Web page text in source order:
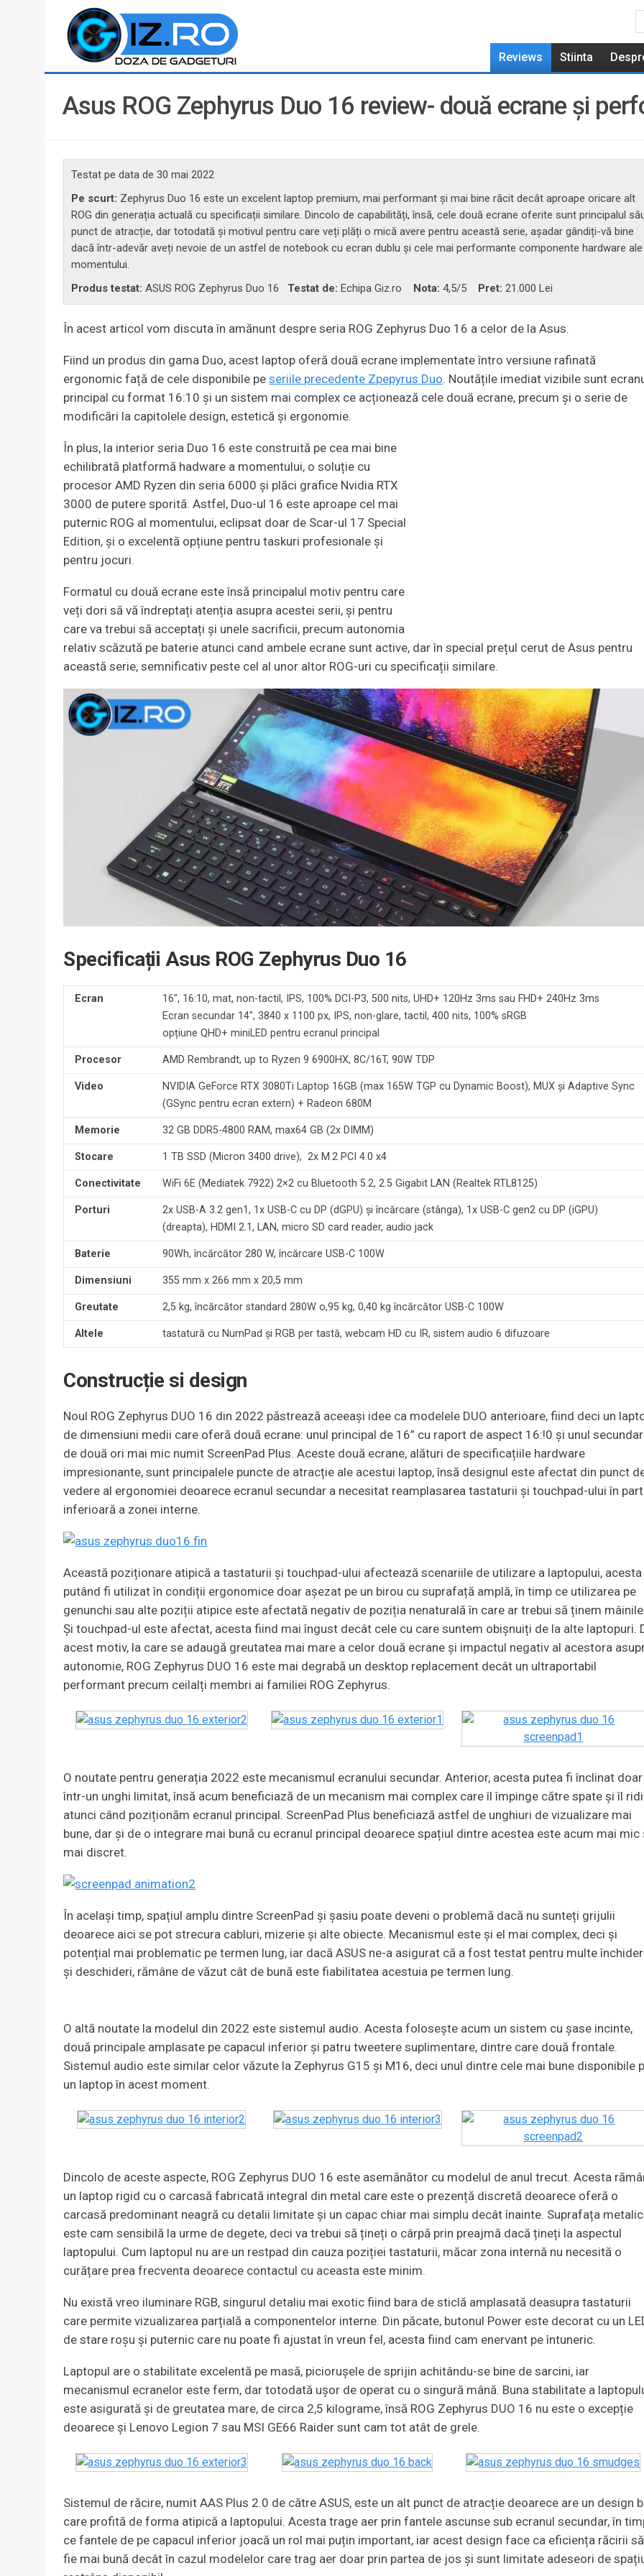
Reviews Stiinta
Asus ROG Zephyrus Duo 16 review- două ecrane și
Testat pe data de30 mai 2022
Pe scurt: Zephyrus Duo 16 este un excelent laptop premium, mai performant și mai bine răcit decât aproape oricare alt
ROG din generația actuală cu specificații similare. Dincolo de capabilități, însă, cele două ecrane oferite sunt principalul
punct de atracție, dar totodată și motivul pentru care veți plăți o mică avere pentru această serie, așadar gândiți-vă bine
dacă într-adevăr aveți nevoie de un astfel de notebook cu ecran dublu și cele mai performante componente hardware ale
momentului.
Produs testat:ASUS ROG Zephyrus Duo 16 Testat de: Echipa Giz.ro Nota: 4,5/5 Pret: 21.000 Lei
În acest articol vom discuta în amănunt despre seria ROG Zephyrus Duo 16 a celor de la Asus.
Fiind un produs din gama Duo, acest laptop oferă două ecrane implementate întro versiune rafinată
ergonomic față de cele disponibile peseriile precedente Zpepyrus Duo. Noutățile imediat vizibile sunt
principal cu format 16:10 și un sistem mai complex ce acționează cele două ecrane, precum și o serie de
modificări la capitolele design, estetică și ergonomie.
În plus, la interior seria Duo 16 este construită pe cea mai bine
echilibrată platformă hadware a momentului, o soluție cu
procesor AMD Ryzen din seria 6000 și plăci grafice Nvidia RTX
3000 de putere sporită. Astfel, Duo-ul 16 este aproape cel mai
puternic ROG al momentului, eclipsat doar de Scar-ul 17 Special
Edition, și o excelentă opțiune pentru taskuri profesionale și
pentru jocuri.
Formatul cu două ecrane este însă principalul motiv pentru care
veți dori să vă îndreptați atenția asupra acestei serii, și pentru
care va trebui să acceptați și unele sacrificii, precum autonomia
relativ scăzută pe baterie atunci cand ambele ecrane sunt active, dar în special prețul cerut de Asus pentru
această serie, semnificativ peste cel al unor altor ROG-uri cu specificații similare.
Specificații Asus ROG Zephyrus Duo 16
Ecran
16″, 16:10, mat, non-tactil, IPS, 100% DCI-P3, 500 nits, UHD+ 120Hz 3ms sau FHD+ 240Hz 3ms
Ecran secundar 14″, 3840 x 1100 px, IPS, non-glare, tactil, 400 nits, 100% sRGB
opțiune QHD+ miniLED pentru ecranul principal
Procesor AMD Rembrandt, up to Ryzen 9 6900HX, 8C/16T, 90W TDP
Video
NVIDIA GeForce RTX 3080Ti Laptop 16GB (max 165W TGP cu Dynamic Boost), MUX și Adaptive Sync
(GSync pentru ecran extern) + Radeon 680M
Memorie 32 GB DDR5-4800 RAM, max64 GB (2x DIMM)
Stocare 1 TB SSD (Micron 3400 drive), 2x M.2 PCI 4.0 x4
Conectivitate WiFi 6E (Mediatek 7922) 2×2 cu Bluetooth 5.2, 2.5 Gigabit LAN (Realtek RTL8125)
Porturi
2x USB-A 3.2 gen1, 1x USB-C cu DP (dGPU) și încărcare (stânga), 1x USB-C gen2 cu DP (iGPU)
(dreapta), HDMI 2.1, LAN, micro SD card reader, audio jack
Baterie 90Wh, încărcător 280 W, încărcare USB-C 100W
Dimensiuni 355 mm x 266 mm x 20,5 mm
Greutate 2,5 kg, încărcător standard 280W o,95 kg, 0,40 kg încărcător USB-C 100W
Altele tastatură cu NumPad și RGB per tastă, webcam HD cu IR, sistem audio 6 difuzoare
Construcție si design
Noul ROG Zephyrus DUO 16 din 2022 păstrează aceeași idee ca modelele DUO anterioare, fiind deci un
de dimensiuni medii care oferă două ecrane: unul principal de 16” cu raport de aspect 16:!0 și unul secundar
de două ori mai mic numit ScreenPad Plus. Aceste două ecrane, alături de specificațiile hardware
impresionante, sunt principalele puncte de atracție ale acestui laptop, însă designul este afectat din punct
vedere al ergonomiei deoarece ecranul secundar a necesitat reamplasarea tastaturii și touchpad-ului în
inferioară a zonei interne.
Această poziționare atipică a tastaturii și touchpad-ului afectează scenariile de utilizare a laptopului, acesta
putând fi utilizat în condiții ergonomice doar așezat pe un birou cu suprafață amplă, în timp ce utilizarea pe
genunchi sau alte poziții atipice este afectată negativ de poziția nenaturală în care ar trebui să ținem mâinile.
Și touchpad-ul este afectat, acesta fiind mai îngust decât cele cu care suntem obișnuiți de la alte laptopuri.
acest motiv, la care se adaugă greutatea mai mare a celor două ecrane și impactul negativ al acestora
autonomie, ROG Zephyrus DUO 16 este mai degrabă un desktop replacement decât un ultraportabil
performant precum ceilalți membri ai familiei ROG Zephyrus.
O noutate pentru generația 2022 este mecanismul ecranului secundar. Anterior, acesta putea fi înclinat doar
într-un unghi limitat, însă acum beneficiază de un mecanism mai complex care îl împinge către spate și îl
atunci când poziționăm ecranul principal. ScreenPad Plus beneficiază astfel de unghiuri de vizualizare mai
bune, dar și de o integrare mai bună cu ecranul principal deoarece spațiul dintre acestea este acum mai mic
mai discret.
În același timp, spațiul amplu dintre ScreenPad și șasiu poate deveni o problemă dacă nu sunteți grijulii
deoarece aici se pot strecura cabluri, mizerie și alte obiecte. Mecanismul este și el mai complex, deci și
potențial mai problematic pe termen lung, iar dacă ASUS ne-a asigurat că a fost testat pentru multe
și deschideri, rămâne de văzut cât de bună este fiabilitatea acestuia pe termen lung.
O altă noutate la modelul din 2022 este sistemul audio. Acesta folosește acum un sistem cu șase incinte,
două principale amplasate pe capacul inferior și patru tweetere suplimentare, dintre care două frontale.
Sistemul audio este similar celor văzute la Zephyrus G15 și M16, deci unul dintre cele mai bune disponibile
un laptop în acest moment.
Dincolo de aceste aspecte, ROG Zephyrus DUO 16 este asemănător cu modelul de anul trecut. Acesta
un laptop rigid cu o carcasă fabricată integral din metal care este o prezență discretă deoarece oferă o
carcasă predominant neagră cu detalii limitate și un capac chiar mai simplu decât înainte. Suprafața
este cam sensibilă la urme de degete, deci va trebui să țineți o cârpă prin preajmă dacă țineți la aspectul
laptopului. Cum laptopul nu are un restpad din cauza poziției tastaturii, măcar zona internă nu necesită o
curățare prea frecventa deoarece contactul cu aceasta este minim.
Nu există vreo iluminare RGB, singurul detaliu mai exotic fiind bara de sticlă amplasată deasupra tastaturii
care permite vizualizarea parțială a componentelor interne. Din păcate, butonul Power este decorat cu un
de stare roșu și puternic care nu poate fi ajustat în vreun fel, acesta fiind cam enervant pe întuneric.
Laptopul are o stabilitate excelentă pe masă, piciorușele de sprijin achitându-se bine de sarcini, iar
mecanismul ecranelor este ferm, dar totodată ușor de operat cu o singură mână. Buna stabilitate a
este asigurată și de greutatea mare, de circa 2,5 kilograme, însă ROG Zephyrus DUO 16 nu este o excepție
deoarece și Lenovo Legion 7 sau MSI GE66 Raider sunt cam tot atât de grele.
Sistemul de răcire, numit AAS Plus 2.0 de către ASUS, este un alt punct de atracție deoarece are un design
care profită de forma atipică a laptopului. Acesta trage aer prin fantele ascunse sub ecranul secundar, în
ce fantele de pe capacul inferior joacă un rol mai puțin important, iar acest design face ca eficiența răcirii să
fie mai bună decât în cazul modelelor care trag aer doar prin partea de jos și sunt limitate adeseori de